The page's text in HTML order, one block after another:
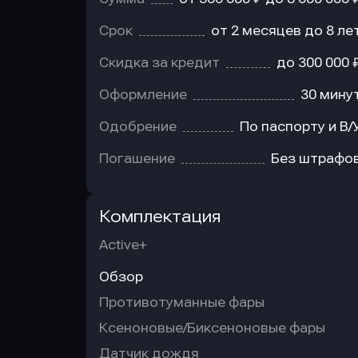
Срок от 2 месяцев до 8
Скидка за кредит до 300 000
Оформление 30
Одобрение По паспорту и В/
Погашение Без
Комплектация
Active+
Обзор
Противотуманные фары
Ксеноновые/Биксеноновые фары
Датчик дождя